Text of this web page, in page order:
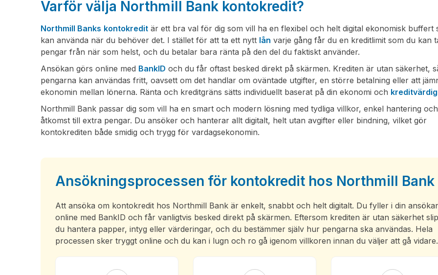
Varför välja Northmill Bank kontokredit?
Northmill Banks kontokredit är ett bra val för dig som vill ha en flexibel och helt digital ekonomisk buffert
kan använda när du behöver det. I stället för att ta ett nytt lån varje gång får du en kreditlimit som du kan
pengar från när som helst, och du betalar bara ränta på den del du faktiskt använder.
Ansökan görs online med BankID och du får oftast besked direkt på skärmen. Krediten är utan säkerhet,
pengarna kan användas fritt, oavsett om det handlar om oväntade utgifter, en större betalning eller att
ekonomin mellan lönerna. Ränta och kreditgräns sätts individuellt baserat på din ekonomi och
Northmill Bank passar dig som vill ha en smart och modern lösning med tydliga villkor, enkel hantering
åtkomst till extra pengar. Du ansöker och hanterar allt digitalt, helt utan avgifter eller bindning, vilket gör
kontokrediten både smidig och trygg för vardagsekonomin.
Ansökningsprocessen för kontokredit hos Northmill Bank
Att ansöka om kontokredit hos Northmill Bank är enkelt, snabbt och helt digitalt. Du fyller i din
online med BankID och får vanligtvis besked direkt på skärmen. Eftersom krediten är utan säkerhet
du hantera papper, intyg eller värderingar, och du bestämmer själv hur pengarna ska användas. Hela
processen sker tryggt online och du kan i lugn och ro gå igenom villkoren innan du väljer att gå vidare.